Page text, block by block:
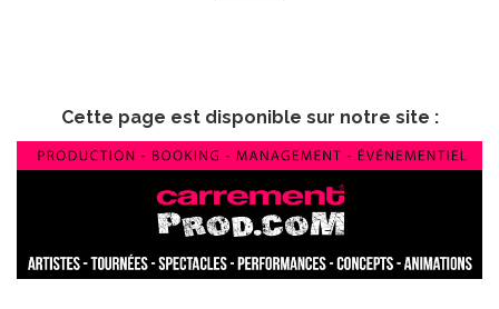
Cette page est disponible sur notre site :